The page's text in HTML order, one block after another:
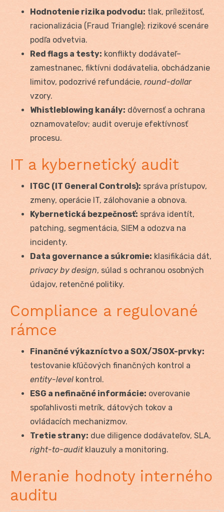
Hodnotenie rizika podvodu: tlak, príležitosť,
racionalizácia (Fraud Triangle); rizikové scenáre
podľa odvetvia.
Red flags a testy: konflikty dodávateľ–
zamestnanec, fiktívni dodávatelia, obchádzanie
limitov, podozrivé refundácie, round-dollar
vzory.
Whistleblowing kanály: dôvernosť a ochrana
oznamovateľov; audit overuje efektívnosť
procesu.
IT a kybernetický audit
ITGC (IT General Controls): správa prístupov,
zmeny, operácie IT, zálohovanie a obnova.
Kybernetická bezpečnosť: správa identít,
patching, segmentácia, SIEM a odozva na
incidenty.
Data governance a súkromie: klasifikácia dát,
privacy by design, súlad s ochranou osobných
údajov, retenčné politiky.
Compliance a regulované
rámce
Finančné výkazníctvo a SOX/JSOX-prvky:
testovanie kľúčových finančných kontrol a
entity-level kontrol.
ESG a nefinačné informácie: overovanie
spoľahlivosti metrík, dátových tokov a
ovládacích mechanizmov.
Tretie strany: due diligence dodávateľov, SLA,
right-to-auditklauzuly a monitoring.
Meranie hodnoty interného
auditu